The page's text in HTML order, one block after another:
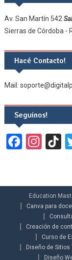
Av. San Martín 542
Sierras de Córdoba -
Hacé Contacto!
Mail:
Seguinos!
Education
Canva para
Creación de
Curso de
Diseño de Sitios
Diseño